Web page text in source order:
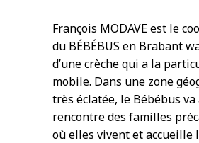
François MODAVE est le
du BÉBÉBUS en Brabant
d’une crèche qui a la
mobile. Dans une zone
très éclatée, le Bébébus va
rencontre des familles
où elles vivent et accueille